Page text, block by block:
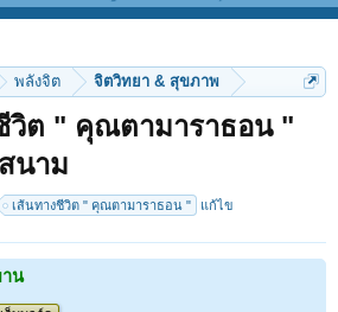
พลังจิต จิตวิทยา & สุขภาพ
วิต " คุณตามาราธอน "
นาม
เส้นทางชีวิต " คุณตามาราธอน " แก้ไข
น